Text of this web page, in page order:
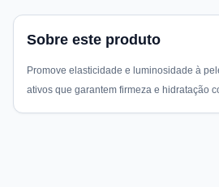
Sobre este produto
Promove elasticidade e luminosidade à
ativos que garantem firmeza e hidratação